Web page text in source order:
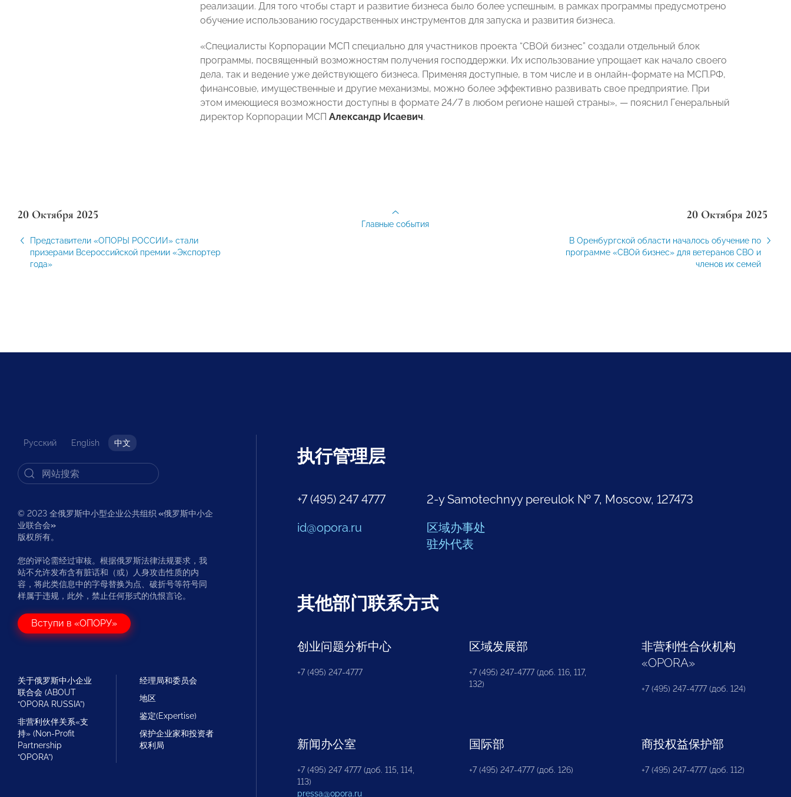
реализации. Для того чтобы старт и развитие бизнеса было более успешным, в рамках программы предусмотрено
обучение использованию государственных инструментов для запуска и развития бизнеса.
«Специалисты Корпорации МСП специально для участников проекта “СВОй бизнес” создали отдельный блок
программы, посвященный возможностям получения господдержки. Их использование упрощает как начало своего
дела, так и ведение уже действующего бизнеса. Применяя доступные, в том числе и в онлайн-формате на МСП.РФ,
финансовые, имущественные и другие механизмы, можно более эффективно развивать свое предприятие. При
этом имеющиеся возможности доступны в формате 24/7 в любом регионе нашей страны», — пояснил Генеральный
директор Корпорации МСП Александр Исаевич.
20 Октября 2025
Представители «ОПОРЫ РОССИИ» стали
призерами Всероссийской премии «Экспортер
года»
20 Октября 2025
В Оренбургской области началось обучение по
программе «СВОй бизнес» для ветеранов СВО и
членов их семей
Главные события
Русский English 中文
© 2023 全俄罗斯中小型企业公共组织 «俄罗斯中小企
业联合会»
版权所有。
您的评论需经过审核。根据俄罗斯法律法规要求，我
站不允许发布含有脏话和（或）人身攻击性质的内
容，将此类信息中的字母替换为点、破折号等符号同
样属于违规，此外，禁止任何形式的仇恨言论。
Вступи в «ОПОРУ»
关于俄罗斯中小企业
联合会 (ABOUT
“OPORA RUSSIA”)
非营利伙伴关系«支
持» (Non-Profit
Partnership
“OPORA”)
经理局和委员会
地区
鉴定(Expertise)
保护企业家和投资者
权利局
执行管理层
+7 (495) 247 4777
id@opora.ru
2-y Samotechnyy pereulok № 7, Moscow, 127473
区域办事处
驻外代表
其他部门联系方式
创业问题分析中心
+7 (495) 247-4777
区域发展部
+7 (495) 247-4777 (доб. 116, 117,
132)
非营利性合伙机构
«OPORA»
+7 (495) 247-4777 (доб. 124)
新闻办公室
+7 (495) 247 4777 (доб. 115, 114,
113)
pressa@opora.ru
国际部
+7 (495) 247-4777 (доб. 126)
商投权益保护部
+7 (495) 247-4777 (доб. 112)